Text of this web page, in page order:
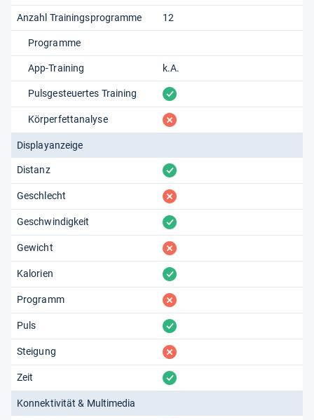
Anzahl Trainingsprogramme 12
Programme
App-Training k.A.
Pulsgesteuertes Training vorhanden
Körperfettanalyse fehlt
Displayanzeige
Distanz vorhanden
Geschlecht fehlt
Geschwindigkeit vorhanden
Gewicht fehlt
Kalorien vorhanden
Programm fehlt
Puls vorhanden
Steigung fehlt
Zeit vorhanden
Konnektivität & Multimedia